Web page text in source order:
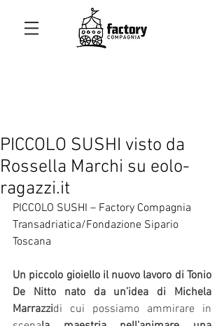
PICCOLO SUSHI visto da
Rossella Marchi su eolo-
ragazzi.it
PICCOLO SUSHI – Factory Compagnia
Transadriatica/Fondazione Sipario
Toscana
Un piccolo gioiello il nuovo lavoro di Tonio
De Nitto nato da un’idea di Michela
Marrazzidi cui possiamo ammirare in